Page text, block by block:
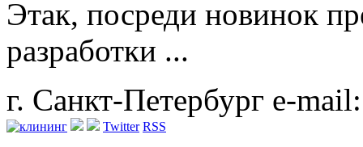
Этак, посреди новинок
разработки ...
г. Санкт-Петербург e-
Twitter RSS